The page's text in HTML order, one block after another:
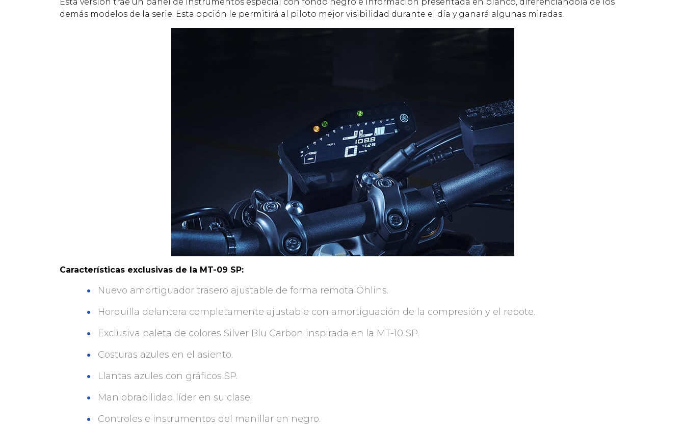
demás modelos de la serie. Esta opción le permitirá al piloto mejor visibilidad durante el día y ganará algunas miradas.
Características exclusivas de la MT-09 SP:
Nuevo amortiguador trasero ajustable de forma remota Öhlins.
Horquilla delantera completamente ajustable con amortiguación de la compresión y el rebote.
Exclusiva paleta de colores Silver Blu Carbon inspirada en la MT-10 SP.
Costuras azules en el asiento.
Llantas azules con gráficos SP.
Maniobrabilidad líder en su clase.
Controles e instrumentos del manillar en negro.